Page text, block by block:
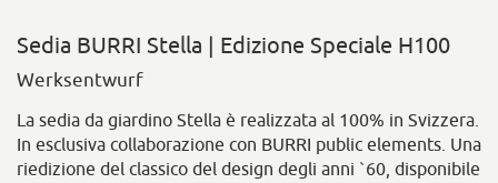
Sedia BURRI Stella | Edizione Speciale H100
Werksentwurf
La sedia da giardino Stella è realizzata al 100% in Svizzera.
In esclusiva collaborazione con BURRI public elements. Una
riedizione del classico del design degli anni `60, disponibile